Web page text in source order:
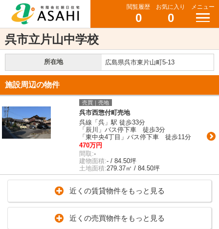
閲覧履歴
0
お気に入り
0
メニュー
呉市立片山中学校
所在地 広島県呉市東片山町5-13
施設周辺の物件
売買｜売地
呉市西惣付町売地
呉線「呉」駅 徒歩33分
「辰川」バス停下車 徒歩3分
「東中央4丁目」バス停下車 徒歩11分
470万円
間取:-
建物面積:- / 84.50坪
土地面積:279.37㎡ / 84.50坪
近くの賃貸物件をもっと見る
近くの売買物件をもっと見る